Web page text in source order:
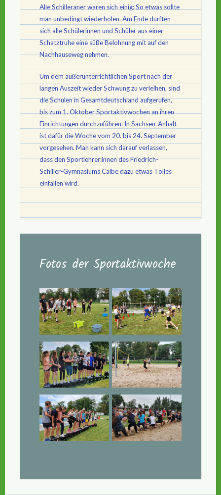
Alle Schilleraner waren sich einig: So etwas sollte
man unbedingt wiederholen. Am Ende durften
sich alle Schülerinnen und Schüler aus einer
Schatztruhe eine süße Belohnung mit auf den
Nachhauseweg nehmen.
Um dem außerunterrichtlichen Sport nach der
langen Auszeit wieder Schwung zu verleihen, sind
die Schulen in Gesamtdeutschland aufgerufen,
bis zum 1. Oktober Sportaktivwochen an ihren
Einrichtungen durchzuführen. In Sachsen-Anhalt
ist dafür die Woche vom 20. bis 24. September
vorgesehen. Man kann sich darauf verlassen,
dass den Sportlehrer:innen des Friedrich-
Schiller-Gymnasiums Calbe dazu etwas Tolles
einfallen wird.
Fotos der Sportaktivwoche